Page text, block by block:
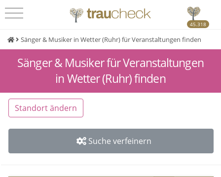
45.318
Sänger & Musiker in Wetter (Ruhr) für Veranstaltungen finden
Sänger & Musiker für Veranstaltungen
in Wetter (Ruhr) finden
Standort ändern
Suche verfeinern